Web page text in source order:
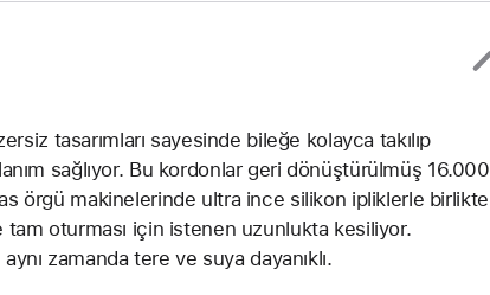
tasarımları sayesinde bileğe kolayca takılıp
sağlıyor. Bu kordonlar geri dönüştürülmüş 16.000
örgü makinelerinde ultra ince silikon ipliklerle birlikte
oturması için istenen uzunlukta kesiliyor.
zamanda tere ve suya dayanıklı.